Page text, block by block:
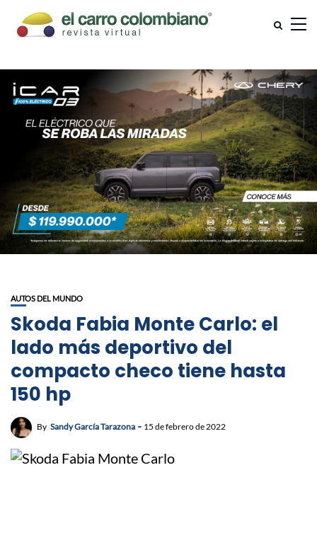
AUTOS DEL MUNDO
Skoda Fabia Monte Carlo: el
lado más deportivo del
compacto checo tiene hasta
150 hp
By Sandy García Tarazona 15 de febrero de 2022